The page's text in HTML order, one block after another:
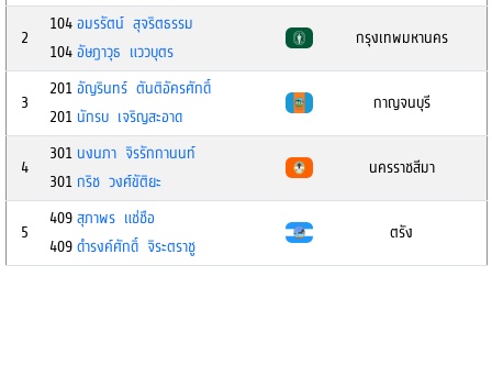
2
104 อมรรัตน์ สุจริตธรรม
104 อัษฎาวุธ แววบุตร
กรุงเทพมหานคร
3
201 อัญรินทร์ ตันติอัครศักดิ์
201 นักรบ เจริญสะอาด
กาญจนบุรี
4
301 นงนภา จิรรักกานนท์
301 กริช วงศ์ขัติยะ
นครราชสีมา
5
409 สุภาพร แช่ชือ
409 ดำรงค์ศักดิ์ จิระตราชู
ตรัง